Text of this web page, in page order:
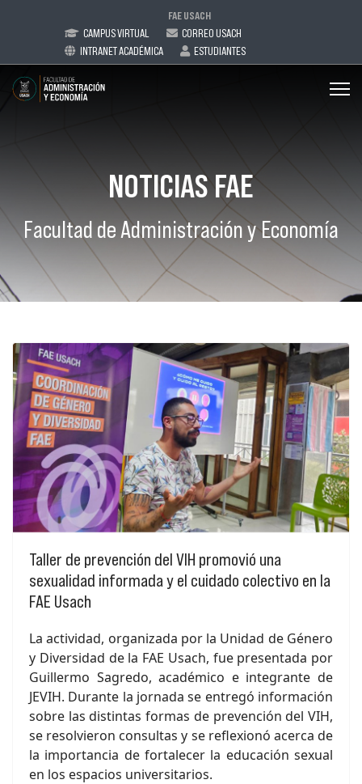
FAE USACH
CAMPUS VIRTUAL
CORREO USACH
INTRANET ACADÉMICA
ESTUDIANTES
NOTICIAS FAE
Facultad de Administración y Economía
Taller de prevención del VIH promovió una
sexualidad informada y el cuidado colectivo en la
FAE Usach
La actividad, organizada por la Unidad de Género
y Diversidad de la FAE Usach, fue presentada por
Guillermo Sagredo, académico e integrante de
JEVIH. Durante la jornada se entregó información
sobre las distintas formas de prevención del VIH,
se resolvieron consultas y se reflexionó acerca de
la importancia de fortalecer la educación sexual
en los espacios universitarios.